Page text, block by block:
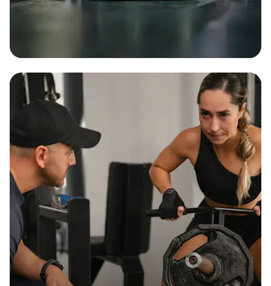
Dès 35€ par mois
Multirisque
La solution d'assurance tout-en-un pour votre
Obtenir mon devis
Obtenir devis